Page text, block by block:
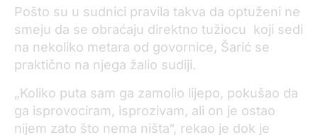
Pošto su u sudnici pravila takva da optuženi ne
smeju da se obraćaju direktno tužiocu koji sedi
na nekoliko metara od govornice, Šarić se
praktično na njega žalio sudiji.
„Koliko puta sam ga zamolio lijepo, pokušao da
ga isprovociram, isprozivam, ali on je ostao
nijem zato što nema ništa“, rekao je dok je